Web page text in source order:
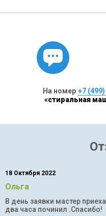
На номер +7
«стиральная
18 Октября 2022
Ольга
В день заявки мастер
два часа починил .Спасибо!